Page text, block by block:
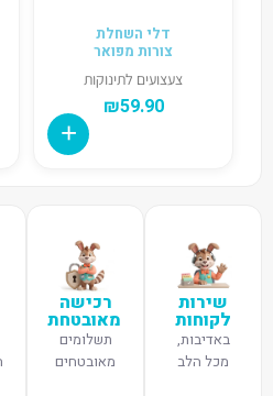
דלי השחלת
צורות מפואר
צעצועים לתינוקות
₪59.90
שירות
לקוחות
באדיבות,
מכל הלב
רכישה
מאובטחת
תשלומים
מאובטחים